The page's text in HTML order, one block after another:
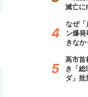
滅亡に
なぜ
ン爆
きなか
高市
き「
ダ」批